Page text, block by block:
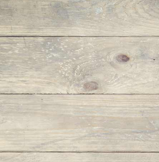
PVC-koho 75 x 120mm kantavuus 340g